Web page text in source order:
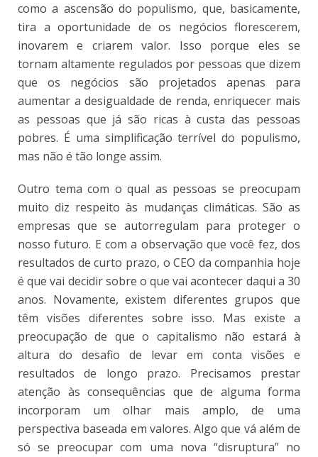
como a ascensão do populismo, que, basicamente,
tira a oportunidade de os negócios florescerem,
inovarem e criarem valor. Isso porque eles se
tornam altamente regulados por pessoas que dizem
que os negócios são projetados apenas para
aumentar a desigualdade de renda, enriquecer mais
as pessoas que já são ricas à custa das pessoas
pobres. É uma simplificação terrível do populismo,
mas não é tão longe assim.
Outro tema com o qual as pessoas se preocupam
muito diz respeito às mudanças climáticas. São as
empresas que se autorregulam para proteger o
nosso futuro. E com a observação que você fez, dos
resultados de curto prazo, o CEO da companhia hoje
é que vai decidir sobre o que vai acontecer daqui a 30
anos. Novamente, existem diferentes grupos que
têm visões diferentes sobre isso. Mas existe a
preocupação de que o capitalismo não estará à
altura do desafio de levar em conta visões e
resultados de longo prazo. Precisamos prestar
atenção às consequências que de alguma forma
incorporam um olhar mais amplo, de uma
perspectiva baseada em valores. Algo que vá além de
só se preocupar com uma nova “disruptura” no